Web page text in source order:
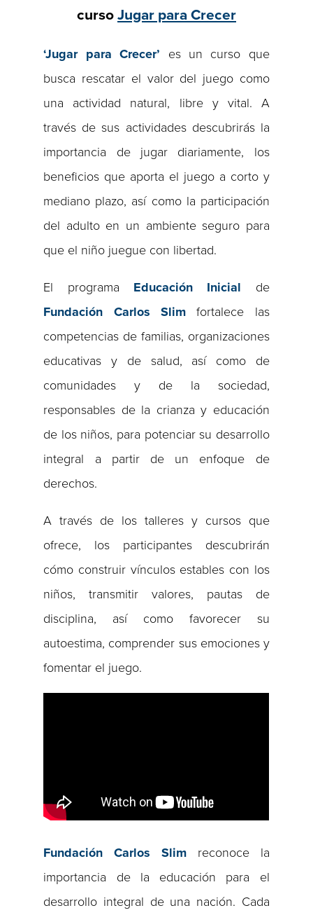
curso Jugar para Crecer
‘Jugar para Crecer’ es un curso que
busca rescatar el valor del juego como
una actividad natural, libre y vital. A
través de sus actividades descubrirás la
importancia de jugar diariamente, los
beneficios que aporta el juego a corto y
mediano plazo, así como la participación
del adulto en un ambiente seguro para
que el niño juegue con libertad.
El programa Educación Inicial de
Fundación Carlos Slim fortalece las
competencias de familias, organizaciones
educativas y de salud, así como de
comunidades y de la sociedad,
responsables de la crianza y educación
de los niños, para potenciar su desarrollo
integral a partir de un enfoque de
derechos.
A través de los talleres y cursos que
ofrece, los participantes descubrirán
cómo construir vínculos estables con los
niños, transmitir valores, pautas de
disciplina, así como favorecer su
autoestima, comprender sus emociones y
fomentar el juego.
Fundación Carlos Slim reconoce la
importancia de la educación para el
desarrollo integral de una nación. Cada